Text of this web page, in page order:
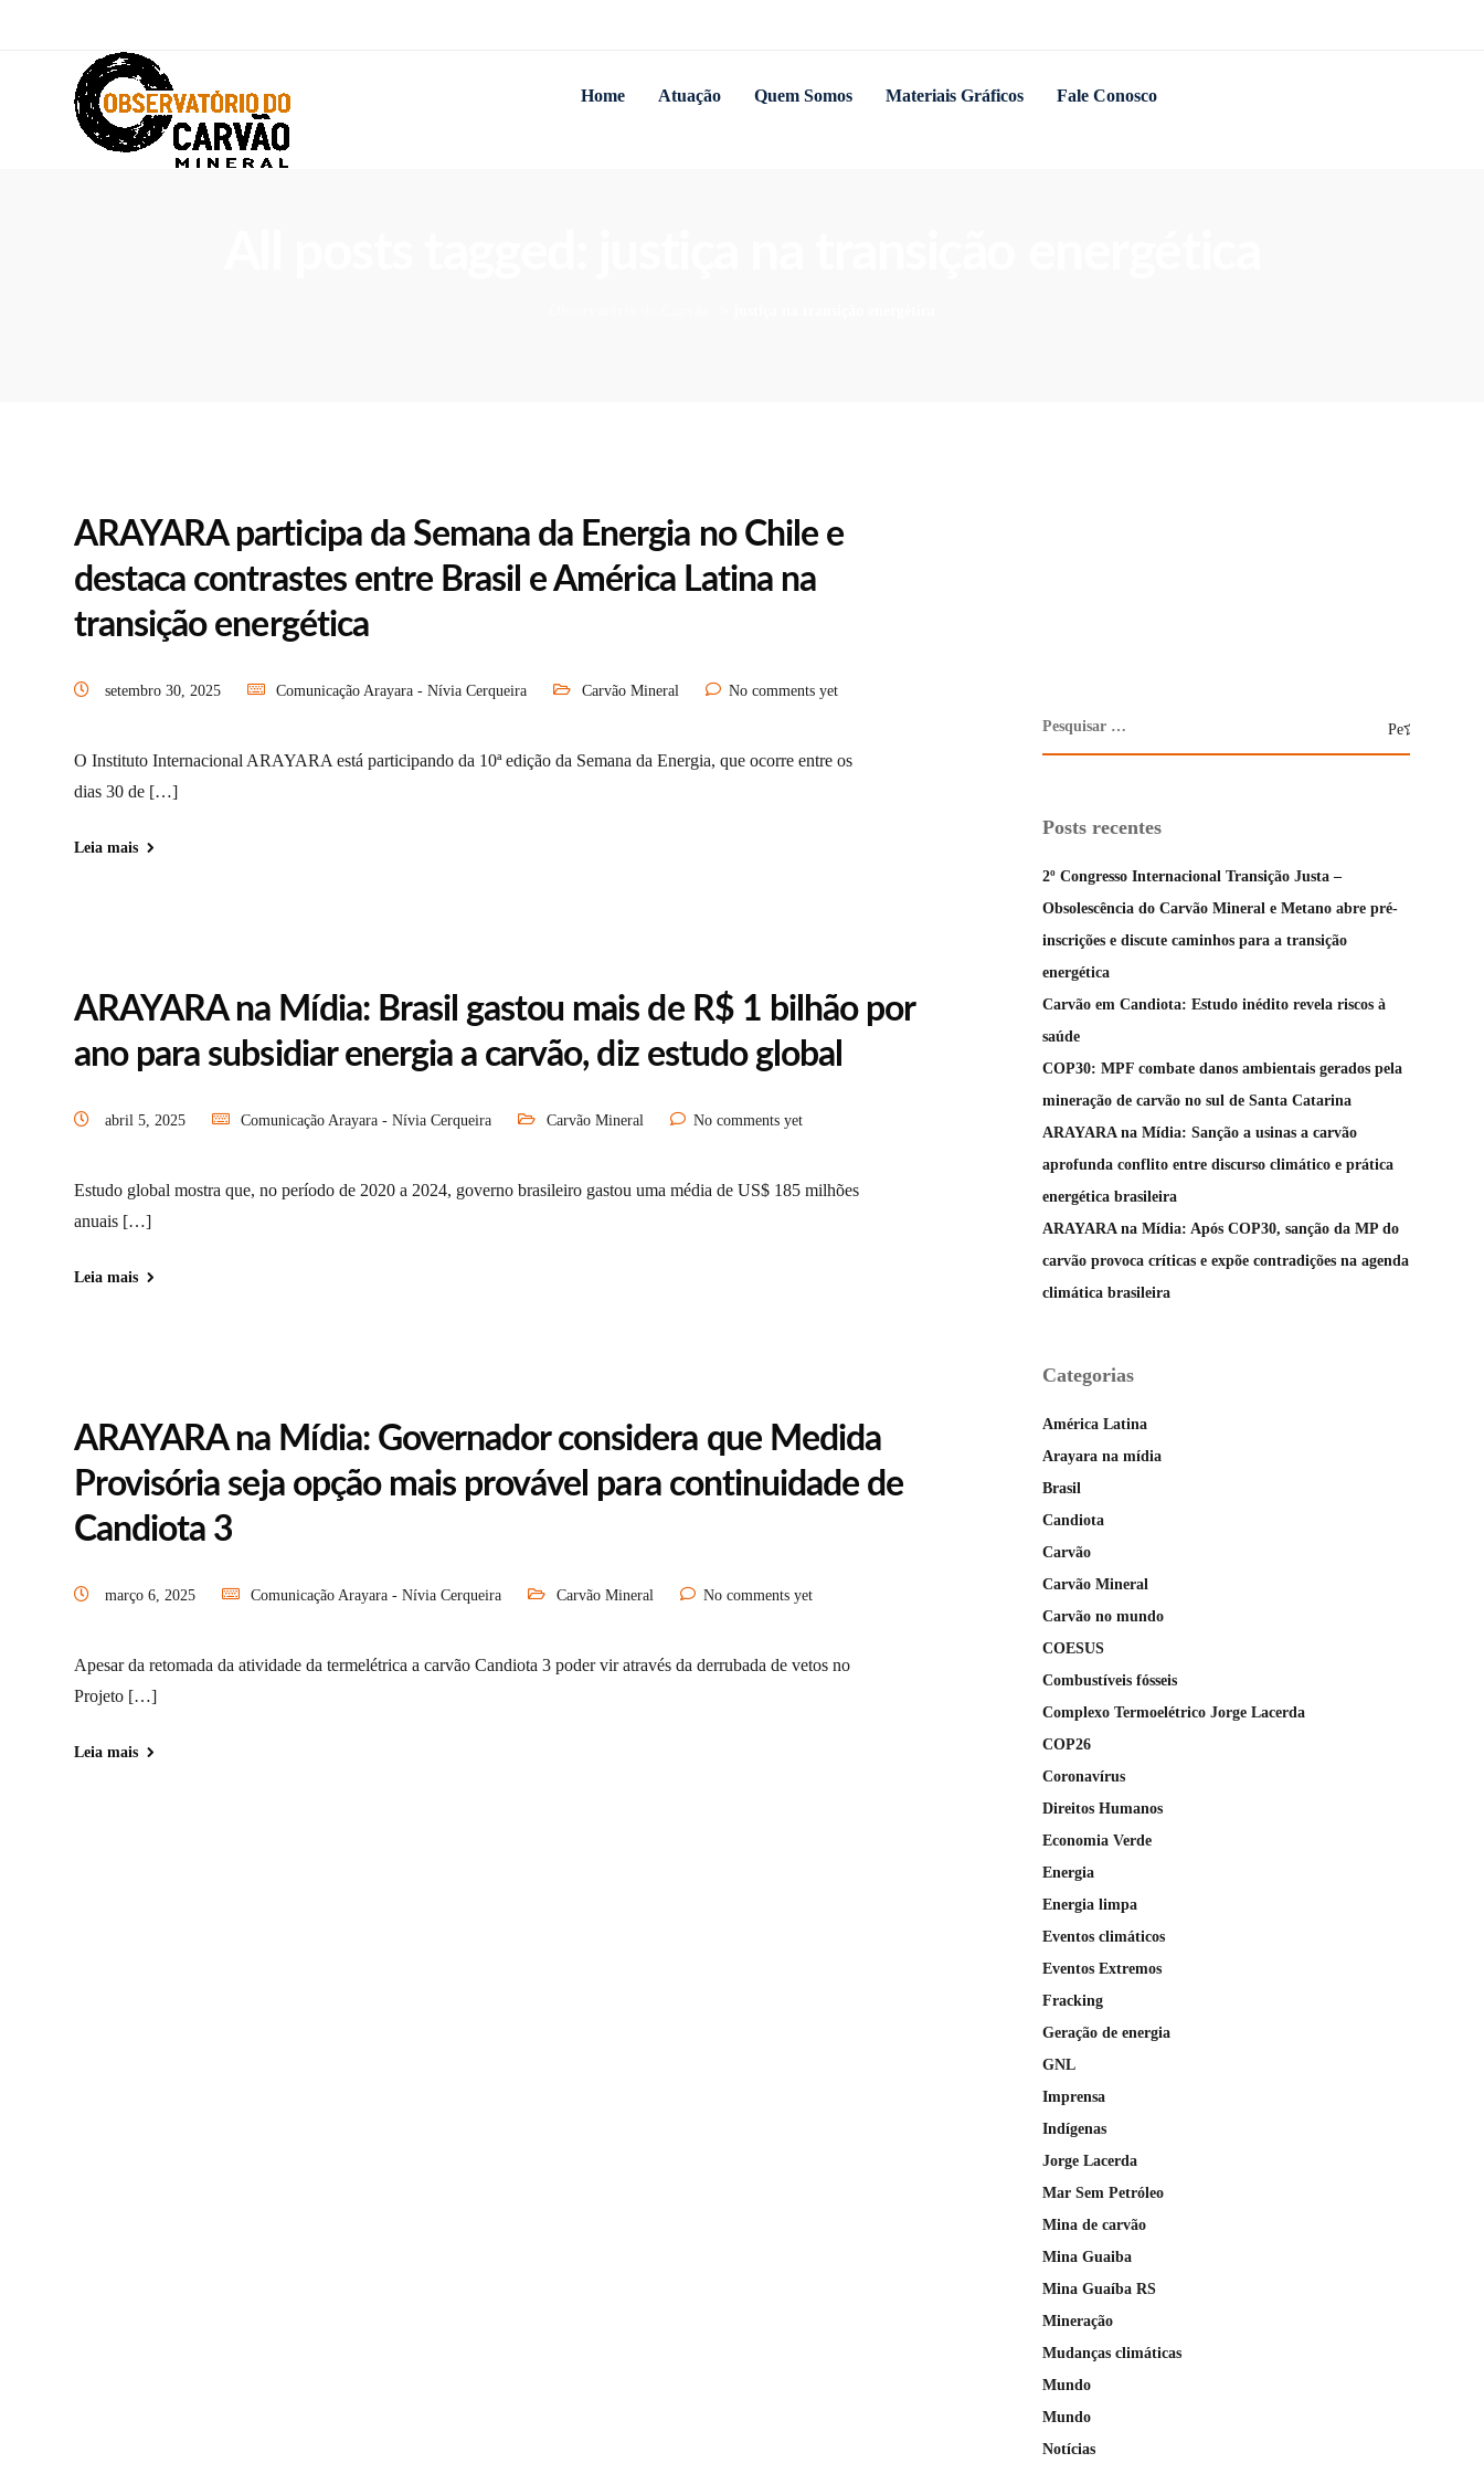
Home Atuação Quem Somos Materiais Gráficos Fale Conosco
ARAYARA participa da Semana da Energia no Chile e
destaca contrastes entre Brasil e América Latina na
transição energética
setembro 30, 2025 Comunicação Arayara - Nívia Cerqueira Carvão Mineral No comments yet
O Instituto Internacional ARAYARA está participando da 10ª edição da Semana da Energia, que ocorre entre os
dias 30 de […]
Leia mais
ARAYARA na Mídia: Brasil gastou mais de R$ 1 bilhão por
ano para subsidiar energia a carvão, diz estudo global
abril 5, 2025 Comunicação Arayara - Nívia Cerqueira Carvão Mineral No comments yet
Estudo global mostra que, no período de 2020 a 2024, governo brasileiro gastou uma média de US$ 185 milhões
anuais […]
Leia mais
ARAYARA na Mídia: Governador considera que Medida
Provisória seja opção mais provável para continuidade de
Candiota 3
março 6, 2025 Comunicação Arayara - Nívia Cerqueira Carvão Mineral No comments yet
Apesar da retomada da atividade da termelétrica a carvão Candiota 3 poder vir através da derrubada de vetos no
Projeto […]
Leia mais
Posts recentes
2º Congresso Internacional Transição Justa –
Obsolescência do Carvão Mineral e Metano abre pré-
inscrições e discute caminhos para a transição
energética
Carvão em Candiota: Estudo inédito revela riscos à
saúde
COP30: MPF combate danos ambientais gerados pela
mineração de carvão no sul de Santa Catarina
ARAYARA na Mídia: Sanção a usinas a carvão
aprofunda conflito entre discurso climático e prática
energética brasileira
ARAYARA na Mídia: Após COP30, sanção da MP do
carvão provoca críticas e expõe contradições na agenda
climática brasileira
Categorias
América Latina
Arayara na mídia
Brasil
Candiota
Carvão
Carvão Mineral
Carvão no mundo
COESUS
Combustíveis fósseis
Complexo Termoelétrico Jorge Lacerda
COP26
Coronavírus
Direitos Humanos
Economia Verde
Energia
Energia limpa
Eventos climáticos
Eventos Extremos
Fracking
Geração de energia
GNL
Imprensa
Indígenas
Jorge Lacerda
Mar Sem Petróleo
Mina de carvão
Mina Guaiba
Mina Guaíba RS
Mineração
Mudanças climáticas
Mundo
Mundo
Notícias